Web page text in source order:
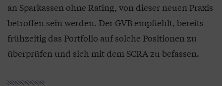
an Sparkassen ohne Rating, von dieser neuen Praxis
betroffen sein werden. Der GVB empfiehlt, bereits
frühzeitig das Portfolio auf solche Positionen zu
überprüfen und sich mit dem SCRA zu befassen.